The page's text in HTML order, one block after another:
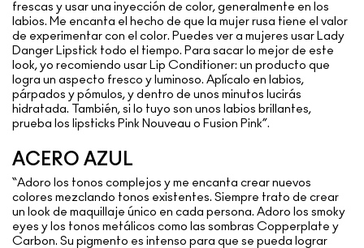
frescas y usar una inyección de color, generalmente en los
labios. Me encanta el hecho de que la mujer rusa tiene el valor
de experimentar con el color. Puedes ver a mujeres usar Lady
Danger Lipstick todo el tiempo. Para sacar lo mejor de este
look, yo recomiendo usar Lip Conditioner: un producto que
logra un aspecto fresco y luminoso. Aplícalo en labios,
párpados y pómulos, y dentro de unos minutos lucirás
hidratada. También, si lo tuyo son unos labios brillantes,
prueba los lipsticks Pink Nouveau o Fusion Pink”.
ACERO AZUL
“Adoro los tonos complejos y me encanta crear nuevos
colores mezclando tonos existentes. Siempre trato de crear
un look de maquillaje único en cada persona. Adoro los smoky
eyes y los tonos metálicos como las sombras Copperplate y
Carbon. Su pigmento es intenso para que se pueda lograr